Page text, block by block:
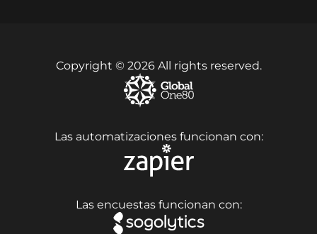
Copyright © 2026 All rights reserved.
Las automatizaciones funcionan con:
Las encuestas funcionan con: